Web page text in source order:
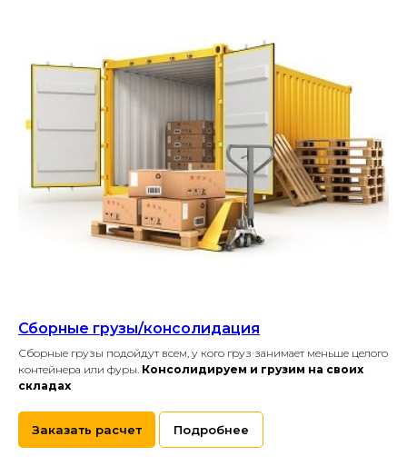
Сборные грузы/консолидация
Сборные грузы подойдут всем, у кого груз занимает меньше целого
контейнера или фуры. Консолидируем и грузим на своих
складах
Заказать расчет Подробнее